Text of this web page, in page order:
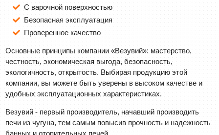
С варочной поверхностью
Безопасная эксплуатация
Проверенное качество
Основные принципы компании «Везувий»: мастерство,
честность, экономическая выгода, безопасность,
экологичность, открытость. Выбирая продукцию этой
компании, вы можете быть уверены в высоком качестве и
удобных эксплуатационных характеристиках.
Везувий - первый производитель, начавший производить
печи из чугуна, тем самым повысив прочность и надежность
банных и отопительных печей.